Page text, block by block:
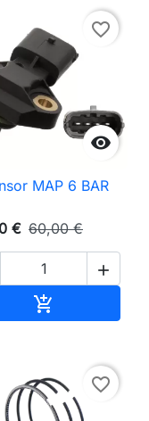

favorite_border
MAP 6 BAR
€ 60,00 €


favorite_border